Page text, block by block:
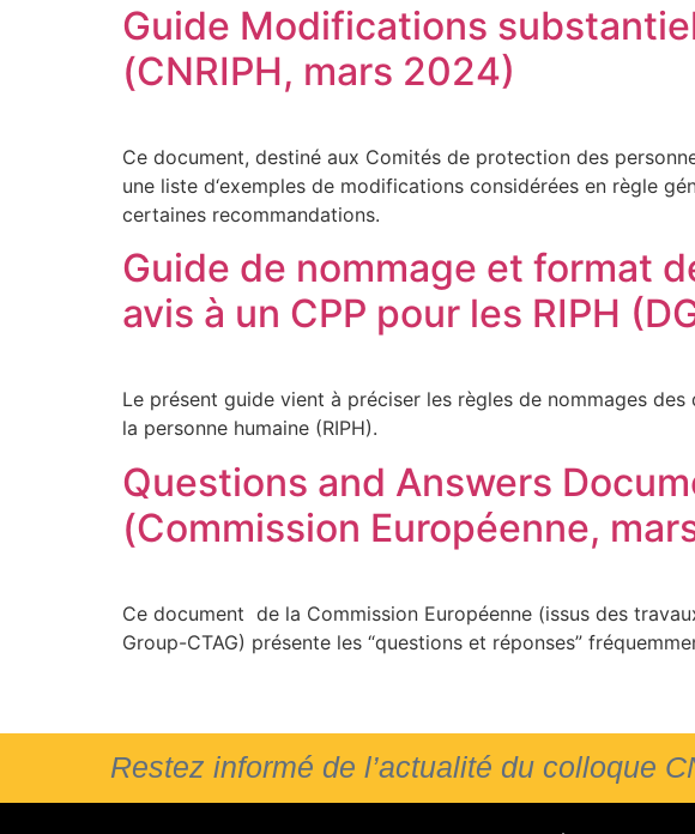
Guide Modifications
(CNRIPH, mars 2024)
Ce document, destiné aux Comités de protection des
une liste d‘exemples de modifications considérées en règle
certaines recommandations.
Guide de nommage et format
avis à un CPP pour les RIPH
Le présent guide vient à préciser les règles de nommages
la personne humaine (RIPH).
Questions and Answers
(Commission Européenne,
Ce document de la Commission Européenne (issus des
Group-CTAG) présente les “questions et réponses”
Restez informé de l’actualité du colloque